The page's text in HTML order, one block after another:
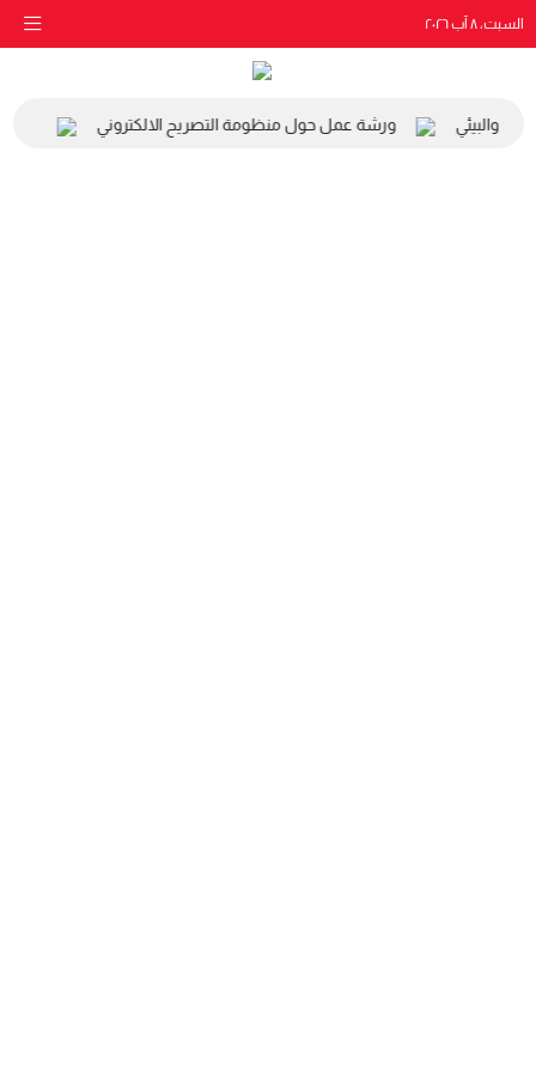
السبت، ٨ آب ٢٠٢٦
والبيئي ورشة عمل حول منظومة التصريح الالكتروني